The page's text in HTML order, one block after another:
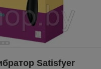
Satisfyer